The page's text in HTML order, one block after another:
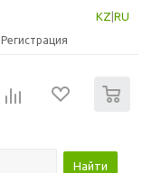
KZ RU
Регистрация
Найти